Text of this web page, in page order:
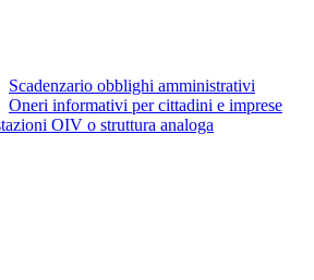
Scadenzario obblighi amministrativi
Oneri informativi per cittadini e imprese
OIV o struttura analoga